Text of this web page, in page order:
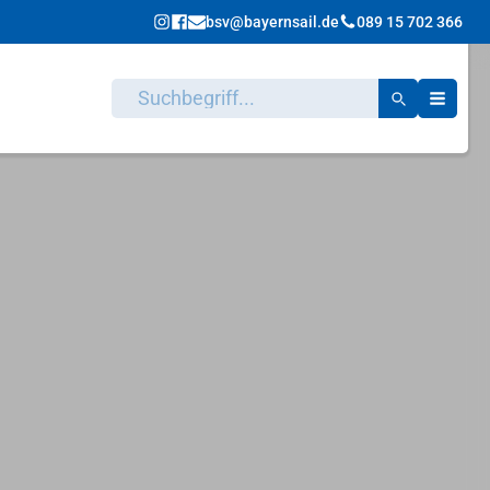
bsv@bayernsail.de 089 15 702 366